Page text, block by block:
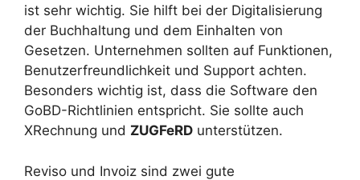
ist sehr wichtig. Sie hilft bei der Digitalisierung
der Buchhaltung und dem Einhalten von
Gesetzen. Unternehmen sollten auf Funktionen,
Benutzerfreundlichkeit und Support achten.
Besonders wichtig ist, dass die Software den
GoBD-Richtlinien entspricht. Sie sollte auch
XRechnung und ZUGFeRD unterstützen.
Reviso und Invoiz sind zwei gute